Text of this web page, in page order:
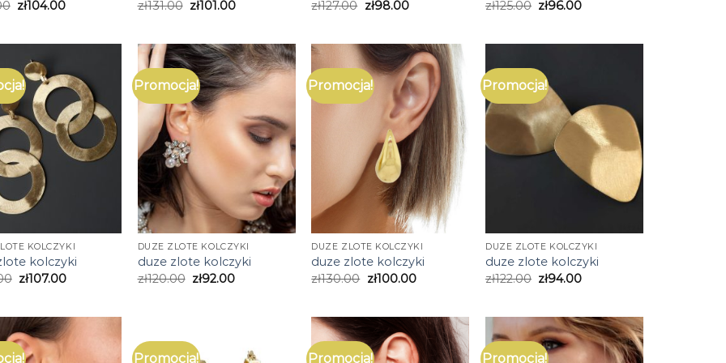
zł104.00 zł131.00 zł101.00 zł127.00 zł98.00 zł125.00 zł96.00
KOLCZYKI
kolczyki
zł107.00
Promocja!
DUZE ZLOTE KOLCZYKI
duze zlote kolczyki
zł120.00 zł92.00
Promocja!
DUZE ZLOTE KOLCZYKI
duze zlote kolczyki
zł130.00 zł100.00
Promocja!
DUZE ZLOTE KOLCZYKI
duze zlote kolczyki
zł122.00 zł94.00
Promocja! Promocja! Promocja!